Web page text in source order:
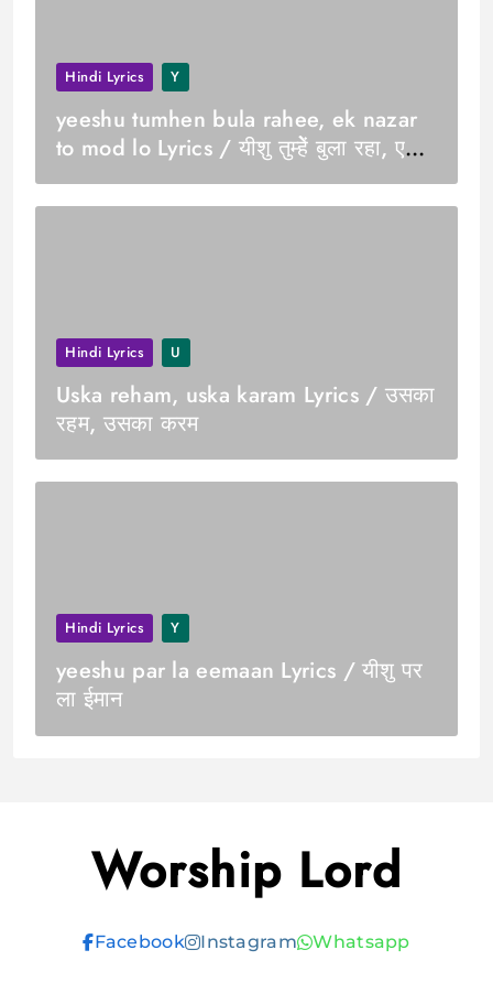
Hindi Lyrics Y
yeeshu tumhen bula rahee, ek nazar
to mod lo Lyrics / यीशु तुम्हेें बुला रहा, एक
नज़र तो मोड़ लोेे
Hindi Lyrics U
Uska reham, uska karam Lyrics / उसका
रहम, उसका करम
Hindi Lyrics Y
yeeshu par la eemaan Lyrics / यीशु पर
ला ईमान
Worship Lord
Facebook Instagram Whatsapp